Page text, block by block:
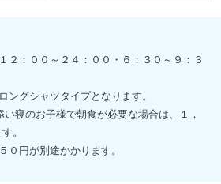
２：００～２４：００・６：３０～９：３
ングシャツタイプとなります。
寝のお子様で朝食が必要な場合は、１，
。
０円が別途かかります。